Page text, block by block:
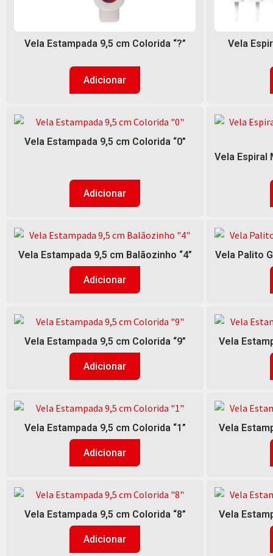
Vela Estampada 9,5 cm Colorida “?”
Adicionar
Vela
Vela Estampada 9,5 cm Colorida “0”
Adicionar
Vela Espiral
Vela Estampada 9,5 cm Balãozinho “4”
Adicionar
Vela Palito
Vela Estampada 9,5 cm Colorida “9”
Adicionar
Vela
Vela Estampada 9,5 cm Colorida “1”
Adicionar
Vela
Vela Estampada 9,5 cm Colorida “8”
Adicionar
Vela